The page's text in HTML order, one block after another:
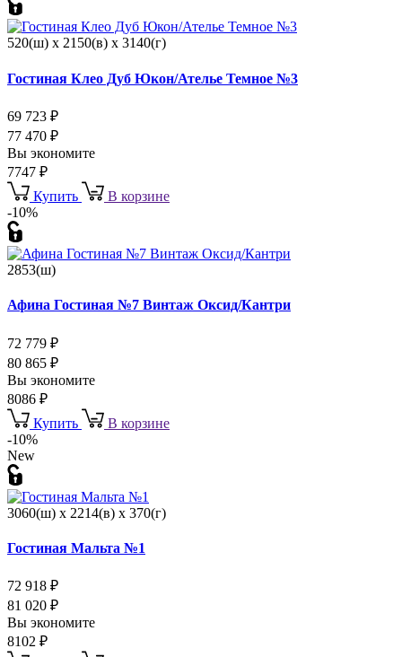
520(ш) x 2150(в) x 3140(г)
Гостиная Клео Дуб Юкон/Ателье Темное №3
69 723 ₽
77 470 ₽
Вы экономите
7747 ₽
Купить
В корзине
-10%
2853(ш)
Афина Гостиная №7 Винтаж Оксид/Кантри
72 779 ₽
80 865 ₽
Вы экономите
8086 ₽
Купить
В корзине
-10%
New
3060(ш) x 2214(в) x 370(г)
Гостиная Мальта №1
72 918 ₽
81 020 ₽
Вы экономите
8102 ₽